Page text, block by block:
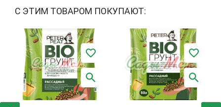
С ЭТИМ ТОВАРОМ ПОКУПАЮТ: